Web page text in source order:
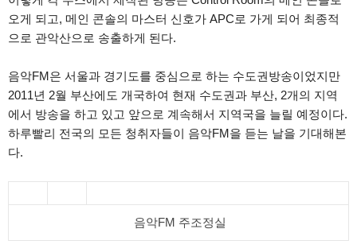
오게 되고, 메인 콘솔의 마스터 신호가 APC로 가게 되어 최종적
으로 관악산으로 송출하게 된다.
음악FM은 서울과 경기도를 중심으로 하는 수도권방송이었지만
2011년 2월 부산에도 개국하여 현재 수도권과 부산, 2개의 지역
에서 방송을 하고 있고 앞으로 계속해서 지역국을 늘릴 예정이다.
하루빨리 전국의 모든 청취자들이 음악FM을 듣는 날을 기대해본
다.
음악FM 주조정실